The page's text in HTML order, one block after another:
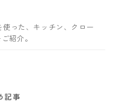
った、キッチン、クロー
紹介。
記事